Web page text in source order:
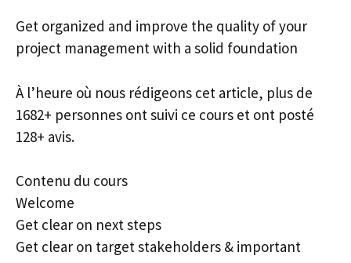
Get organized and improve the quality of your
project management with a solid foundation
À l’heure où nous rédigeons cet article, plus de
1682+ personnes ont suivi ce cours et ont posté
128+ avis.
Contenu du cours
Welcome
Get clear on next steps
Get clear on target stakeholders & important